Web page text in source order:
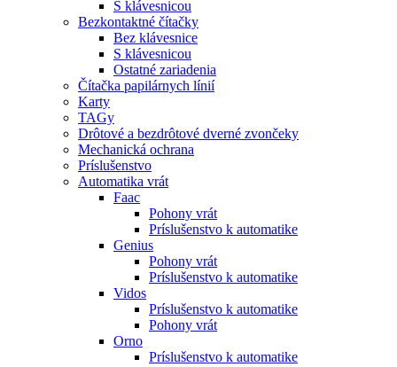
S klávesnicou
Bezkontaktné čítačky
Bez klávesnice
S klávesnicou
Ostatné zariadenia
Čítačka papilárnych línií
Karty
TAGy
Drôtové a bezdrôtové dverné zvončeky
Mechanická ochrana
Príslušenstvo
Automatika vrát
Faac
Pohony vrát
Príslušenstvo k automatike
Genius
Pohony vrát
Príslušenstvo k automatike
Vidos
Príslušenstvo k automatike
Pohony vrát
Orno
Príslušenstvo k automatike